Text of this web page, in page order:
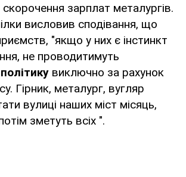
зарплат металургів.
висловив сподівання, що
"якщо у них є інстинкт
не проводитимуть
виключно за рахунок
Гірник, металург, вугляр
вулиці наших міст місяць,
зметуть всіх ".